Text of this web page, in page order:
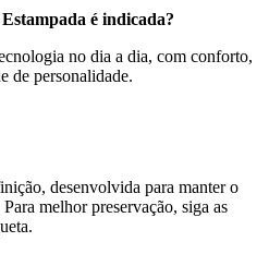
é indicada?
no dia a dia, com conforto,
de personalidade.
desenvolvida para manter o
melhor preservação, siga as